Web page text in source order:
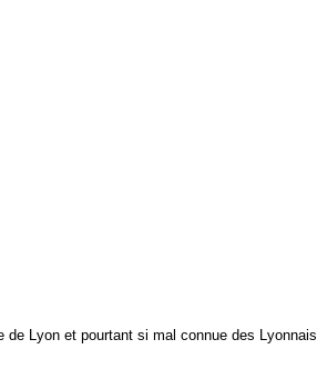
de Lyon et pourtant si mal connue des Lyonnais.